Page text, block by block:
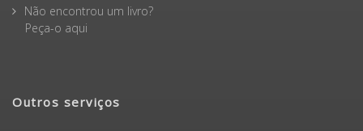
Não encontrou um livro?
Peça-o aqui
Outros serviços